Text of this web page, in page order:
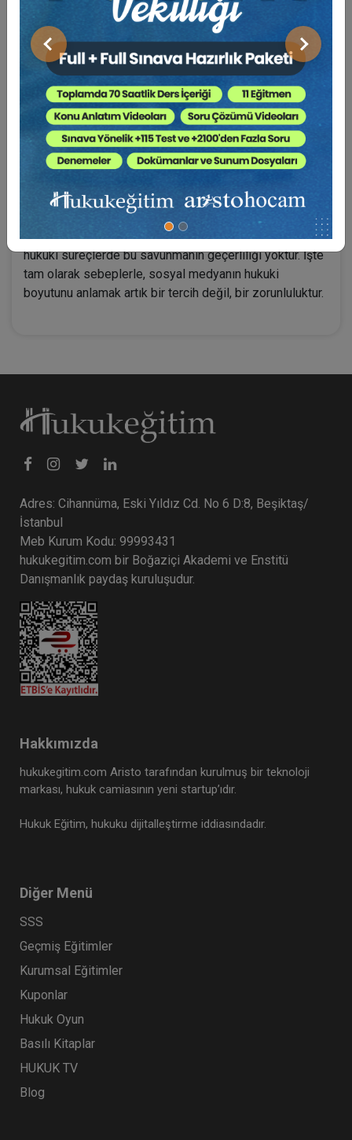
Önceki Sonraki
Bu kitap, özellikle içerik üreticilerinin ve sosyal medya
kullanıcılarının karşılaşabilecekleri hukuki riskleri
öngörmeleri, haklarını ve yükümlülüklerini bilmeleri
amacıyla hazırlanmıştır. Amaç, okurun yalnızca yasal
düzenlemeleri öğrenmesi değil; aynı zamanda
karşılaşabileceği somut durumlarda doğru adımları
atabilmesi için pratik bir rehber sunmaktır.
Sosyal medyada ortaya çıkan hukuki uyuşmazlıklar
kişilik haklarının ihlali gerek telif hakkı sorunları gerekse
vergi ve sözleşme yükümlülükleri; çoğu zaman “ben
bilmiyordum” cümlesi ile açıklanmaya çalışılsa da,
hukuki süreçlerde bu savunmanın geçerliliği yoktur. İşte
tam olarak sebeplerle, sosyal medyanın hukuki
boyutunu anlamak artık bir tercih değil, bir zorunluluktur.
Adres: Cihannüma, Eski Yıldız Cd. No 6 D:8, Beşiktaş/
İstanbul
Meb Kurum Kodu: 99993431
hukukegitim.com bir Boğaziçi Akademi ve Enstitü
Danışmanlık paydaş kuruluşudur.
Hakkımızda
hukukegitim.com Aristo tarafından kurulmuş bir teknoloji
markası, hukuk camiasının yeni startup’ıdır.
Hukuk Eğitim, hukuku dijitalleştirme iddiasındadır.
Diğer Menü
SSS
Geçmiş Eğitimler
Kurumsal Eğitimler
Kuponlar
Hukuk Oyun
Basılı Kitaplar
HUKUK TV
Blog